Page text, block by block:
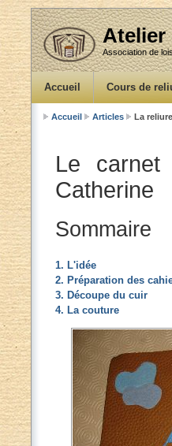
Atelier
Association de
Accueil Cours de
Accueil Articles La
Le
Catherine
Sommaire
1. L'idée
2. Préparation des
3. Découpe du cuir
4. La couture